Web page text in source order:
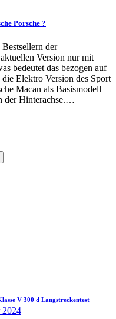
Porsche ?
der
Version nur mit
bedeutet das bezogen auf
Elektro Version des Sport
Macan als Basismodell
der Hinterachse.…
V 300 d Langstreckentest
2024